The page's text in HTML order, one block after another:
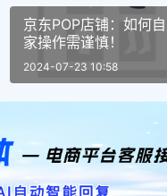
京东POP店铺：如何
家操作需谨慎！
2024-07-23 10:58